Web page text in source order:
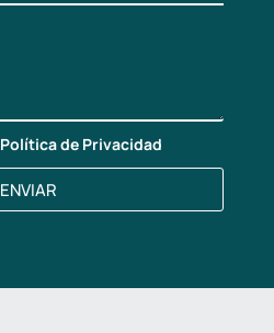
Política de Privacidad
ENVIAR